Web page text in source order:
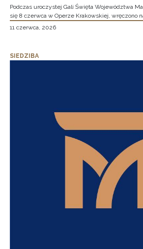
Podczas uroczystej Gali Święta Województwa
się 8 czerwca w Operze Krakowskiej, wręczono
11 czerwca, 2026
SIEDZIBA